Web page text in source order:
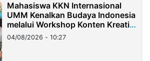
Mahasiswa KKN Internasional
UMM Kenalkan Budaya Indonesia
melalui Workshop Konten Kreatif
di Taiwan
04/08/2026 - 10:27